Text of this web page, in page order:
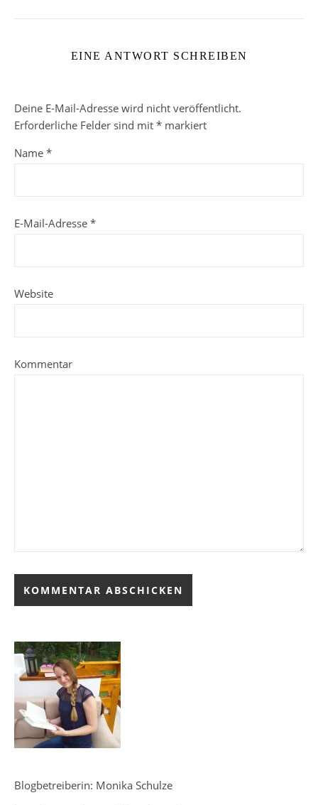
EINE ANTWORT SCHREIBEN
Deine E-Mail-Adresse wird nicht veröffentlicht.
Erforderliche Felder sind mit * markiert
Name *
E-Mail-Adresse *
Website
Kommentar
Blogbetreiberin: Monika Schulze